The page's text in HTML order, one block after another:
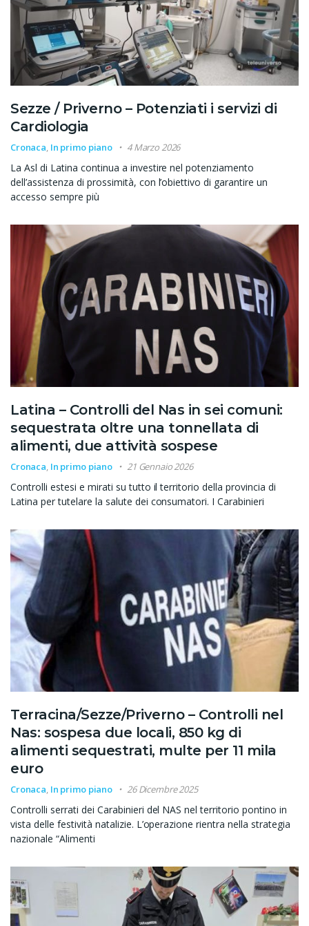
Sezze / Priverno – Potenziati i servizi di
Cardiologia
Cronaca, In primo piano 4 Marzo 2026
La Asl di Latina continua a investire nel potenziamento
dell’assistenza di prossimità, con l’obiettivo di garantire un
accesso sempre più
Latina – Controlli del Nas in sei comuni:
sequestrata oltre una tonnellata di
alimenti, due attività sospese
Cronaca, In primo piano 21 Gennaio 2026
Controlli estesi e mirati su tutto il territorio della provincia di
Latina per tutelare la salute dei consumatori. I Carabinieri
Terracina/Sezze/Priverno – Controlli nel
Nas: sospesa due locali, 850 kg di
alimenti sequestrati, multe per 11 mila
euro
Cronaca, In primo piano 26 Dicembre 2025
Controlli serrati dei Carabinieri del NAS nel territorio pontino in
vista delle festività natalizie. L’operazione rientra nella strategia
nazionale “Alimenti